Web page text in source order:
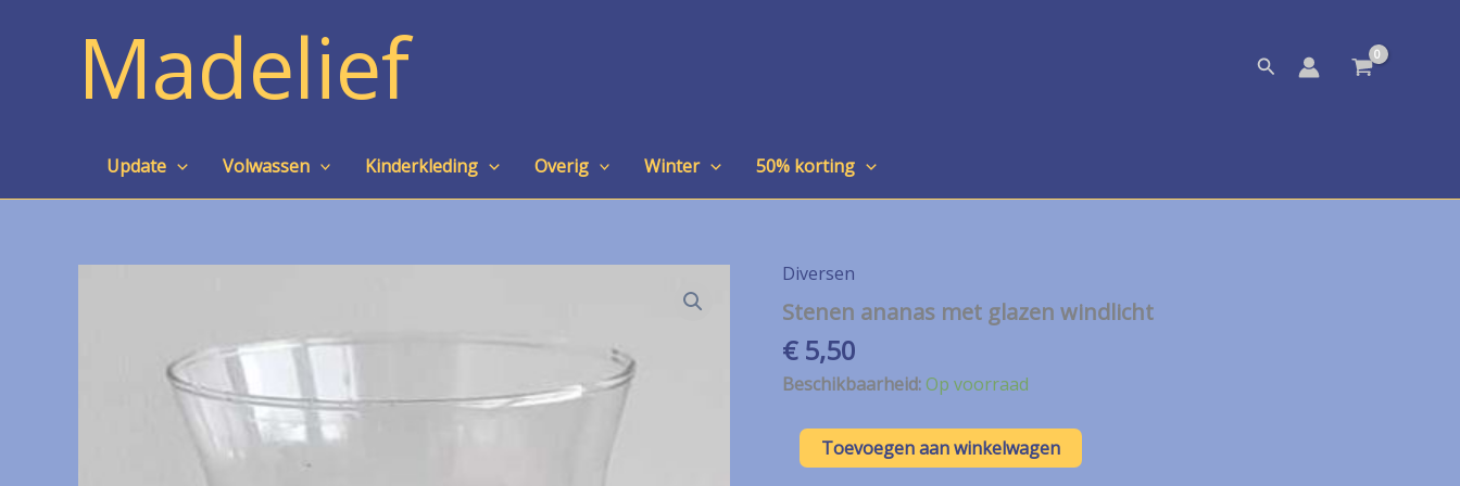
Madelief Zoeken
Update Volwassen Kinderkleding Overig Winter 50% korting
Diversen
Stenen ananas met glazen windlicht
€5,50
Beschikbaarheid:Op voorraad
Stenen
ananasToevoegen aan winkelwagen